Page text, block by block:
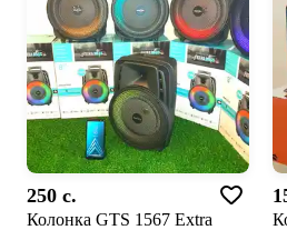
250 c.
Колонка GTS 1567 Extra